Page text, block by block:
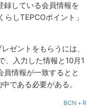
録している会員情報を
しTEPCOポイント」
ゼントをもらうには、
、入力した情報と10月1
情報が一致するとと
である必要がある。
BCN＋R